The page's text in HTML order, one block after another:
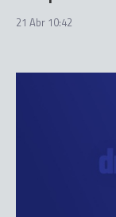
21 Abr 10:42